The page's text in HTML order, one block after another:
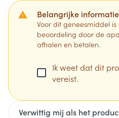
Belangrijke informatie
Voor dit geneesmiddel
beoordeling door de
afhalen en betalen.
Ik weet dat dit
vereist.
Verwittig mij als het